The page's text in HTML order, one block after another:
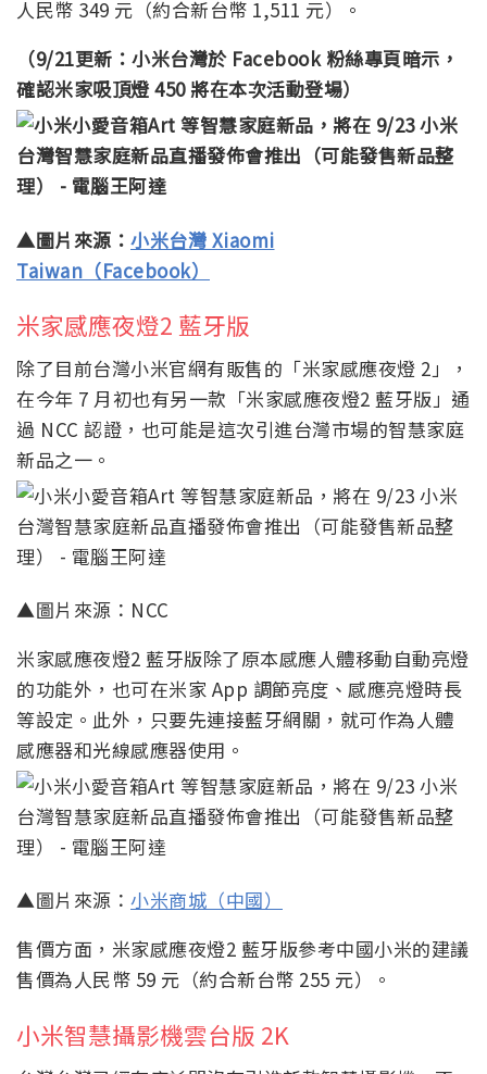
人民幣 349 元（約合新台幣 1,511 元）。
（9/21更新：小米台灣於 Facebook 粉絲專頁暗示，
確認米家吸頂燈 450 將在本次活動登場）
▲圖片來源： 小米台灣 Xiaomi
Taiwan（Facebook）
米家感應夜燈2 藍牙版
除了目前台灣小米官網有販售的「米家感應夜燈 2」，
在今年 7 月初也有另一款「米家感應夜燈2 藍牙版」通
過 NCC 認證，也可能是這次引進台灣市場的智慧家庭
新品之一。
▲圖片來源：NCC
米家感應夜燈2 藍牙版除了原本感應人體移動自動亮燈
的功能外，也可在米家 App 調節亮度、感應亮燈時長
等設定。此外，只要先連接藍牙網關，就可作為人體
感應器和光線感應器使用。
▲圖片來源： 小米商城（中國）
售價方面，米家感應夜燈2 藍牙版參考中國小米的建議
售價為人民幣 59 元（約合新台幣 255 元）。
小米智慧攝影機雲台版 2K